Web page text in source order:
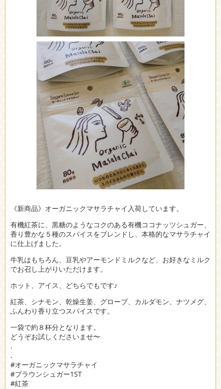
《新商品》オーガニックマサラチャイ入荷しています。
有機紅茶に、黒糖のようなコクのある有機ココナッツシュガー、
香り豊かな５種のスパイスをブレンドし、本格的なマサラチャイ
に仕上げました。
牛乳はもちろん、豆乳やアーモンドミルクなど、お好きなミルク
でお召し上がりいただけます。
ホット、アイス、どちらでもです♪
紅茶、シナモン、乾燥生姜、グローブ、カルダモン、ナツメグ、
ふんわり香り立つスパイスです。
一袋で約８杯分となります。
どうぞお試しくださいませ〜
.
.
#オーガニックマサラチャイ
#ブラウンシュガー1ST
#紅茶